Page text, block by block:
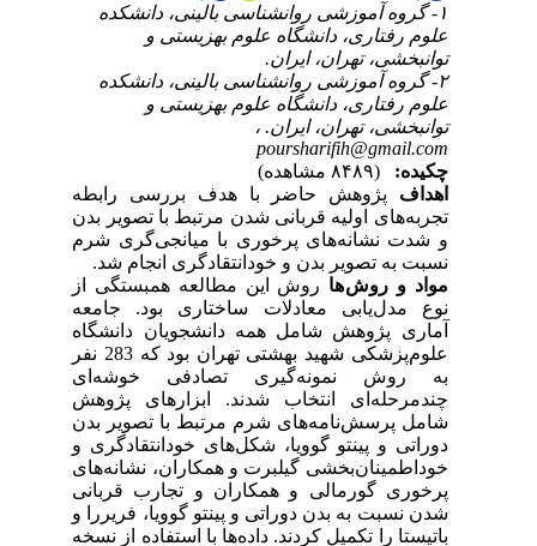
۱- گروه آموزشی روانشناسی بالینی، دانشکده
علوم رفتاری، دانشگاه علوم بهزیستی و
توا‌نبخشی، تهران، ایران.
۲- گروه آموزشی روانشناسی بالینی، دانشکده
علوم رفتاری، دانشگاه علوم بهزیستی و
توا‌نبخشی، تهران، ایران. ،
poursharifih@gmail.com
چکیده:
اهدافپژوهش حاضر با هدف بررسی رابطه
تجربه‌های اولیه قربانی شدن مرتبط با تصویر بدن
و شدت نشانه‌های پر‌خوری با میانجی‌گری شرم
نسبت به تصویر بدن و خودانتقادگری انجام شد.
مواد و روش هاروش این مطالعه همبستگی از
نوع مدل‌یابی معادلات ساختاری بود. جامعه
آماری پژوهش شامل همه دانشجویان دانشگاه
علوم‌پزشکی شهید بهشتی تهران بود که 283 نفر
به روش نمونه‌گیری تصادفی خوشه‌ای
چندمرحله‌ای انتخاب شدند. ابزارهای پژوهش
شامل پرسش‌نامه‌های شرم مرتبط با تصویر بدن
دوراتی و پینتو گوویا، شکل‌های خودانتقادگری و
خود‌اطمینان‌بخشی گیلبرت و همکاران، نشانه‌های
پرخوری گورمالی و همکاران و تجارب قربانی
شدن نسبت به بدن دوراتی و پینتو گوویا، فریررا و
باتیستا را تکمیل کردند. داده‌ها با استفاده از نسخه